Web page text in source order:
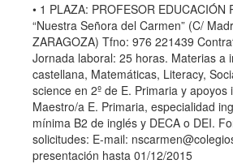
• 1 PLAZA: PROFESOR EDUCACIÓN
“Nuestra Señora del Carmen” (C/
ZARAGOZA) Tfno: 976 221439
Jornada laboral: 25 horas. Materias a
castellana, Matemáticas, Literacy,
science en 2º de E. Primaria y apoyos
Maestro/a E. Primaria, especialidad
mínima B2 de inglés y DECA o DEI.
solicitudes: E-mail:
presentación hasta 01/12/2015